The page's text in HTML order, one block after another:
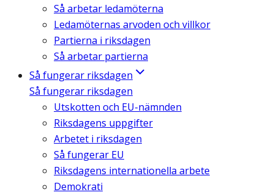
Så arbetar ledamöterna
Ledamöternas arvoden och villkor
Partierna i riksdagen
Så arbetar partierna
Så fungerar riksdagen
Så fungerar riksdagen
Utskotten och EU-nämnden
Riksdagens uppgifter
Arbetet i riksdagen
Så fungerar EU
Riksdagens internationella arbete
Demokrati